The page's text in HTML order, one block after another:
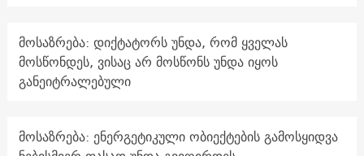
მოსაზრება: დიქტატორს უნდა, რომ ყველას
მოსწონდეს, ვისაც არ მოსწონს უნდა იყოს
განეიტრალებული
მოსაზრება: ენერგეტიკული ობიექტების გამოსყიდვა